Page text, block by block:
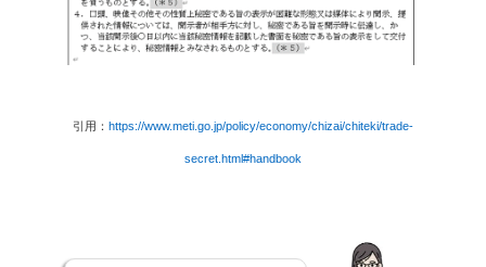
引用： https://www.meti.go.jp/policy/economy/chizai/chiteki/trade-
secret.html#handbook